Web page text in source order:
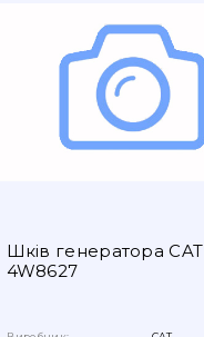
Шків генератора CAT
4W8627